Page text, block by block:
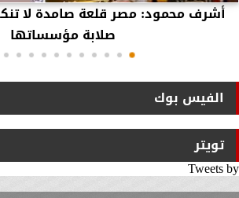
أشرف محمود: مصر قلعة صامدة لا
صلابة مؤسساتها
الفيس بوك
تويتر
Tweets by